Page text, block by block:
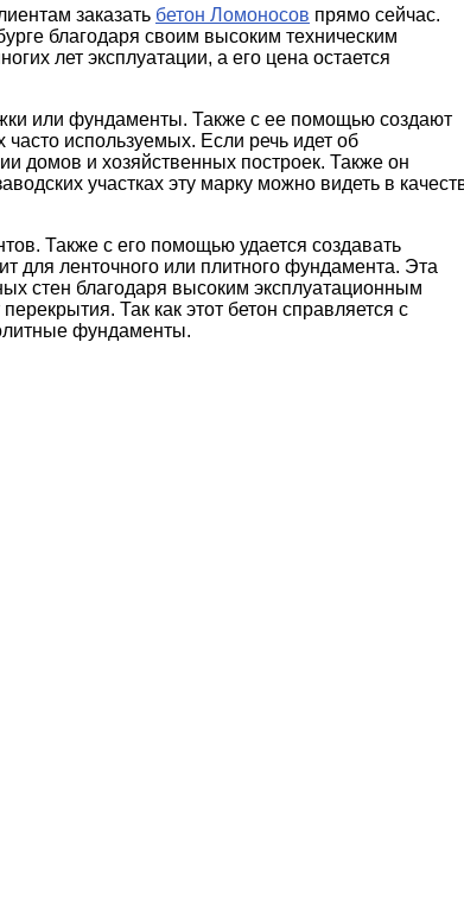
заказать бетон Ломоносов прямо сейчас.
благодаря своим высоким техническим
лет эксплуатации, а его цена остается
или фундаменты. Также с ее помощью создают
используемых. Если речь идет об
домов и хозяйственных построек. Также он
участках эту марку можно видеть в
Также с его помощью удается создавать
для ленточного или плитного фундамента. Эта
стен благодаря высоким эксплуатационным
Так как этот бетон справляется с
фундаменты.